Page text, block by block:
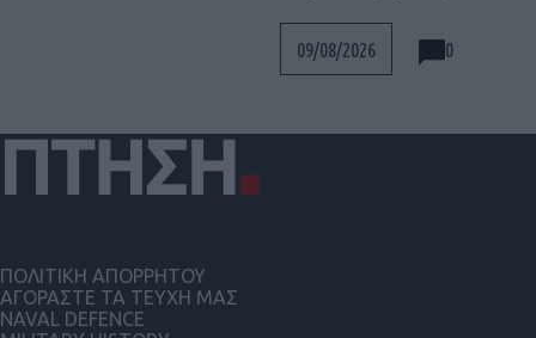
09/08/2026 0
ΠΟΛΙΤΙΚΗ ΑΠΟΡΡΗΤΟΥ
ΑΓΟΡΑΣΤΕ ΤΑ ΤΕΥΧΗ ΜΑΣ
NAVAL DEFENCE